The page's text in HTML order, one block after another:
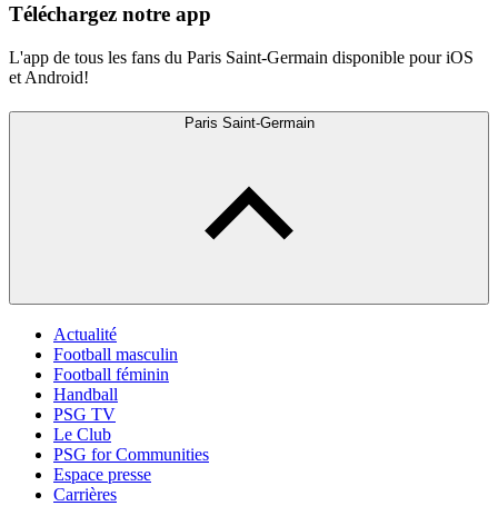
Téléchargez notre app
L'app de tous les fans du Paris Saint-Germain disponible pour iOS
et Android!
Paris Saint-Germain
Actualité
Football masculin
Football féminin
Handball
PSG TV
Le Club
PSG for Communities
Espace presse
Carrières